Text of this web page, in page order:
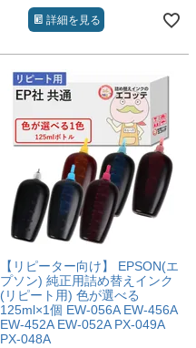
詳細を見る
【リピーター向け】 EPSON(エ
プソン) 純正用詰め替えインク
(リピート用) 色が選べる
125ml×1個 EW-056A EW-456A
EW-452A EW-052A PX-049A
PX-048A